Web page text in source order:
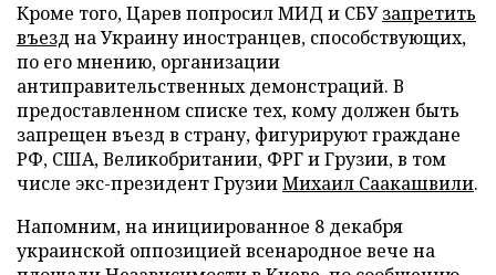
Кроме того, Царев попросил МИД и СБУзапретить
въезд на Украину иностранцев, способствующих,
по его мнению, организации
антиправительственных демонстраций. В
предоставленном списке тех, кому должен быть
запрещен въезд в страну, фигурируют граждане
РФ, США, Великобритании, ФРГ и Грузии, в том
числе экс-президент ГрузииМихаил Саакашвили.
Напомним, на инициированное 8 декабря
украинской оппозицией всенародное вече на